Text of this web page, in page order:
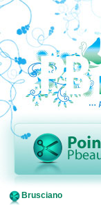
Brusciano